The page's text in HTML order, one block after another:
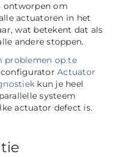
ontworpen om
actuatoren in het
wat betekent dat als
andere stoppen.
problemen op te
configurator Actuator
kun je heel
systeem
actuator defect is.